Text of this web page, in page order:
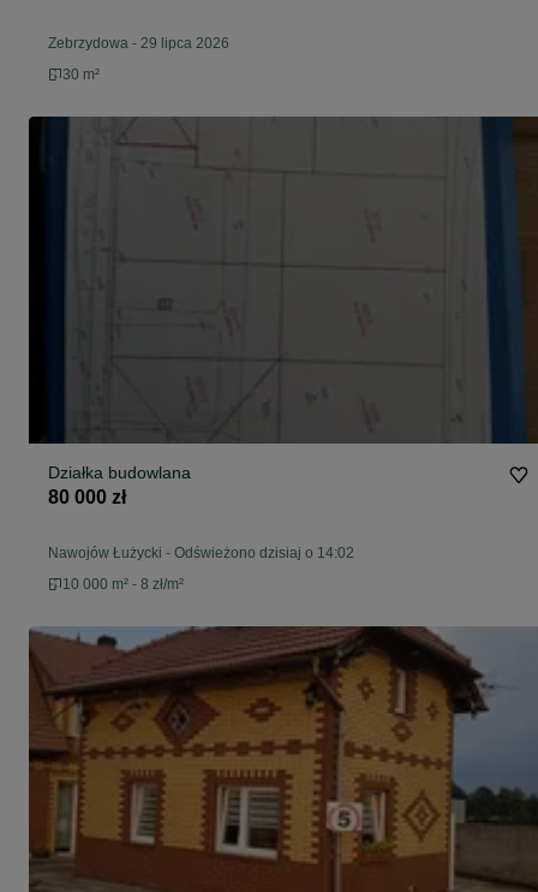
Zebrzydowa - 29 lipca 2026
30 m²
Działka budowlana
80 000 zł
Nawojów Łużycki - Odświeżono dzisiaj o 14:02
10 000 m² - 8 zł/m²